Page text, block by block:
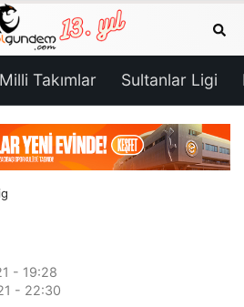
Milli Takımlar Sultanlar Ligi
- 19:28
- 22:30